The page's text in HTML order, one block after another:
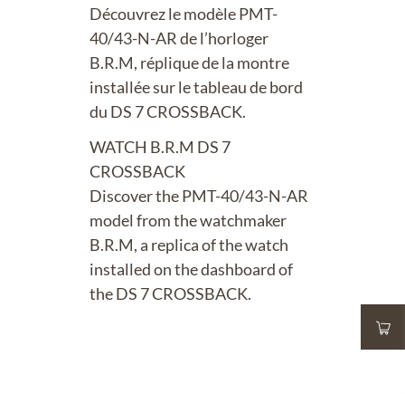
Découvrez le modèle PMT-
40/43-N-AR de l’horloger
B.R.M, réplique de la montre
installée sur le tableau de bord
du DS 7 CROSSBACK.
WATCH B.R.M DS 7
CROSSBACK
Discover the PMT-40/43-N-AR
model from the watchmaker
B.R.M, a replica of the watch
installed on the dashboard of
the DS 7 CROSSBACK.